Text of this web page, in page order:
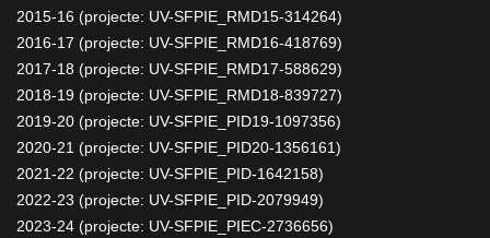
2015-16 (projecte: UV-SFPIE_RMD15-314264)
2016-17 (projecte: UV-SFPIE_RMD16-418769)
2017-18 (projecte: UV-SFPIE_RMD17-588629)
2018-19 (projecte: UV-SFPIE_RMD18-839727)
2019-20 (projecte: UV-SFPIE_PID19-1097356)
2020-21 (projecte: UV-SFPIE_PID20-1356161)
2021-22 (projecte: UV-SFPIE_PID-1642158)
2022-23 (projecte: UV-SFPIE_PID-2079949)
2023-24 (projecte: UV-SFPIE_PIEC-2736656)